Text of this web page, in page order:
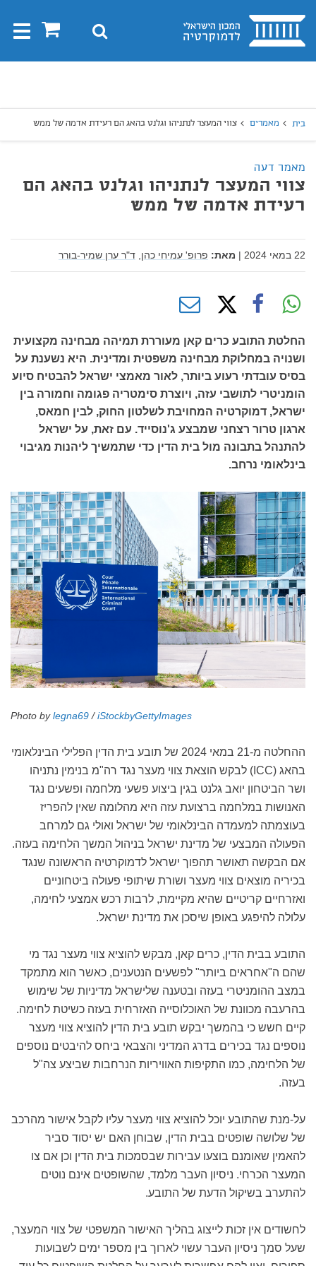
בית 0 חיפוש
בית מאמרים צווי המעצר לנתניהו וגלנט בהאג הם רעידת אדמה של ממש
מאמר דעה
צווי המעצר לנתניהו וגלנט בהאג הם
רעידת אדמה של ממש
22 במאי 2024 | מאת: פרופ' עמיחי כהן, ד"ר ערן שמיר-בורר
החלטת התובע כרים קאן מעוררת תמיהה מבחינה מקצועית
ושנויה במחלוקת מבחינה משפטית ומדינית. היא נשענת על
בסיס עובדתי רעוע ביותר, לאור מאמצי ישראל להבטיח סיוע
הומניטרי לתושבי עזה, ויוצרת סימטריה פגומה וחמורה בין
ישראל, דמוקרטיה המחויבת לשלטון החוק, לבין חמאס,
ארגון טרור רצחני שמבצע ג'נוסייד. עם זאת, על ישראל
להתנהל בתבונה מול בית הדין כדי שתמשיך ליהנות מגיבוי
בינלאומי נרחב.
Photo bylegna69/iStockbyGettyImages
ההחלטה מ-21 במאי 2024 של תובע בית הדין הפלילי הבינלאומי
בהאג (ICC ) לבקש הוצאת צווי מעצר נגד רה"מ בנימין נתניהו
ושר הביטחון יואב גלנט בגין ביצוע פשעי מלחמה ופשעים נגד
האנושות במלחמה ברצועת עזה היא מהלומה שאין להפריז
בעוצמתה למעמדה הבינלאומי של ישראל ואולי גם למרחב
הפעולה המבצעי של מדינת ישראל בניהול המשך הלחימה בעזה.
אם הבקשה תאושר תהפוך ישראל לדמוקרטיה הראשונה שנגד
בכיריה מוצאים צווי מעצר ושורת שיתופי פעולה ביטחוניים
ואזרחיים קריטיים שהיא מקיימת, לרבות רכש אמצעי לחימה,
עלולה להיפגע באופן שיסכן את מדינת ישראל.
התובע בבית הדין, כרים קאן, מבקש להוציא צווי מעצר נגד מי
שהם ה"אחראים ביותר" לפשעים הנטענים, כאשר הוא מתמקד
במצב ההומניטרי בעזה ובטענה שלישראל מדיניות של שימוש
בהרעבה מכוונת של האוכלוסייה האזרחית בעזה כשיטת לחימה.
קיים חשש כי בהמשך יבקש תובע בית הדין להוציא צווי מעצר
נוספים נגד בכירים בדרג המדיני והצבאי ביחס להיבטים נוספים
של הלחימה, כמו התקיפות האוויריות הנרחבות שביצע צה"ל
בעזה.
על-מנת שהתובע יוכל להוציא צווי מעצר עליו לקבל אישור מהרכב
של שלושה שופטים בבית הדין, שבוחן האם יש יסוד סביר
להאמין שאומנם בוצעו עבירות שבסמכות בית הדין וכן אם צו
המעצר הכרחי. ניסיון העבר מלמד, שהשופטים אינם נוטים
להתערב בשיקול הדעת של התובע.
לחשודים אין זכות לייצוג בהליך האישור המשפטי של צווי המעצר,
שעל סמך ניסיון העבר עשוי לארוך בין מספר ימים לשבועות